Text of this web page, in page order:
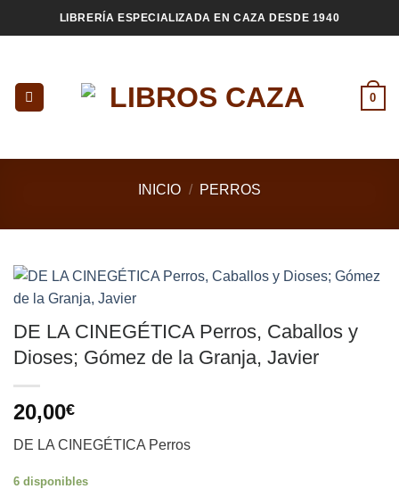
al
LIBRERÍA ESPECIALIZADA EN CAZA DESDE 1940
0
INICIO / PERROS
DE LA CINEGÉTICA Perros, Caballos y
Dioses; Gómez de la Granja, Javier
20,00€
DE LA CINEGÉTICA Perros
6 disponibles